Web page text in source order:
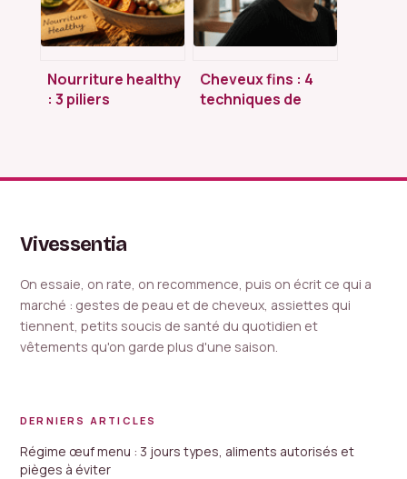
Nourriture healthy
: 3 piliers
reprendre le
Cheveux fins : 4
techniques de
volume
Vivessentia
On essaie, on rate, on recommence, puis on écrit ce qui a
marché : gestes de peau et de cheveux, assiettes qui
tiennent, petits soucis de santé du quotidien et
vêtements qu'on garde plus d'une saison.
DERNIERS ARTICLES
Régime œuf menu : 3 jours types, aliments autorisés et
pièges à éviter